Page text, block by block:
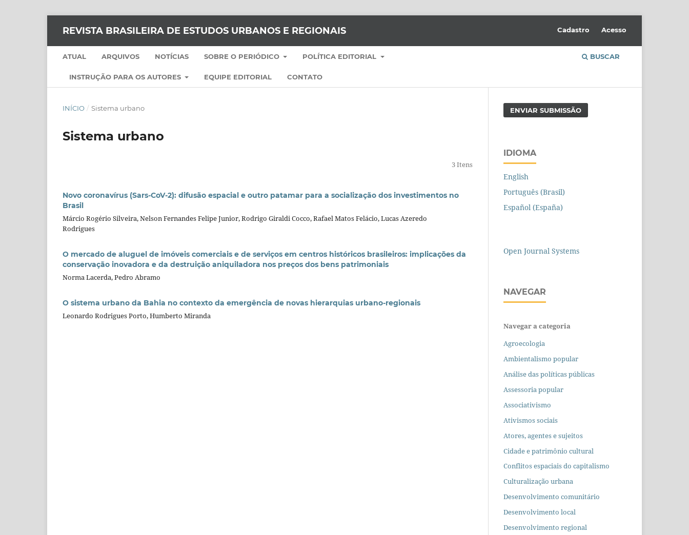
REVISTA BRASILEIRA DE ESTUDOS URBANOS E REGIONAIS
ATUAL ARQUIVOS NOTÍCIAS SOBRE O PERIÓDICO POLÍTICA EDITORIAL
INSTRUÇÃO PARA OS AUTORES EQUIPE EDITORIAL CONTATO
BUSCAR
Cadastro Acesso
INÍCIO / Sistema urbano
Sistema urbano
3 Itens
Novo coronavírus (Sars-CoV-2): difusão espacial e outro patamar para a socialização dos investimentos no
Brasil
Márcio Rogério Silveira, Nelson Fernandes Felipe Junior, Rodrigo Giraldi Cocco, Rafael Matos Felácio, Lucas Azeredo
Rodrigues
O mercado de aluguel de imóveis comerciais e de serviços em centros históricos brasileiros: implicações da
conservação inovadora e da destruição aniquiladora nos preços dos bens patrimoniais
Norma Lacerda, Pedro Abramo
O sistema urbano da Bahia no contexto da emergência de novas hierarquias urbano-regionais
Leonardo Rodrigues Porto, Humberto Miranda
ENVIAR SUBMISSÃO
IDIOMA
English
Português (Brasil)
Español (España)
Open Journal Systems
NAVEGAR
Navegar a categoria
Agroecologia
Ambientalismo popular
Análise das políticas públicas
Assessoria popular
Associativismo
Ativismos sociais
Atores, agentes e sujeitos
Cidade e patrimônio cultural
Conflitos espaciais do capitalismo
Culturalização urbana
Desenvolvimento comunitário
Desenvolvimento local
Desenvolvimento regional